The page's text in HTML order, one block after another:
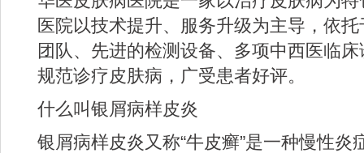
医院以技术提升、服务升级为主导，依
团队、先进的检测设备、多项中西医临
规范诊疗皮肤病，广受患者好评。
什么叫银屑病样皮炎
银屑病样皮炎又称“牛皮癣”是一种慢性炎